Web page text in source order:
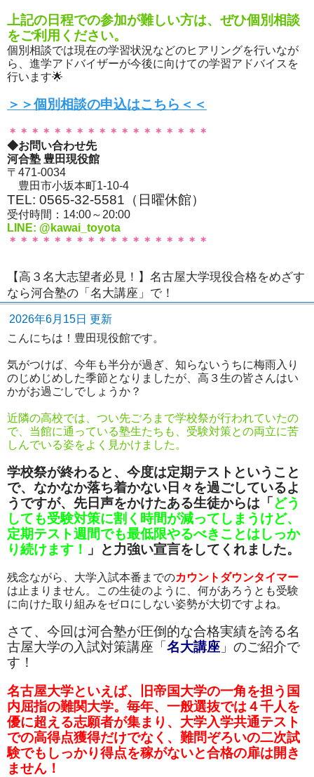
上記の日程での参加が難しい方は、ぜひ個別相談
をご利用ください。
個別相談では現在の学習状況などのヒアリングを行いなが
ら、進学アドバイザーが今後に向けての学習アドバイスを
行います🌟
＞＞個別相談の申込はこちら＜＜
＊＊＊＊＊＊＊＊＊＊＊＊＊＊＊＊＊＊
◆お問い合わせ先
河合塾 豊田現役館
〒471-0034
豊田市小坂本町1-10-4
TEL: 0565-32-5581（日曜休館）
受付時間：14:00～20:00
LINE: @kawai_toyota
＊＊＊＊＊＊＊＊＊＊＊＊＊＊＊＊＊＊
【高３名大志望者必見！】名古屋大学現役合格をめざす
なら河合塾の「名大講座」で！
2026年6月15日 更新
こんにちは！豊田現役館です。
気がつけば、今年も半分が過ぎ、知らないうちに梅雨入り
のじめじめした季節となりましたが、高３生の皆さんはい
かがお過ごしでしょうか？
近隣の高校では、つい先ごろまで学校祭が行われていたの
で、当館に通っている塾生たちも、受験対策との両立に苦
しんでいる姿をよく見かけました。
学校祭が終わると、今度は定期テストということ
で、なかなか落ち着かない日々を過ごしているよ
うですが、先日声をかけたある生徒からは「 どう
しても受験対策に割く時間が減ってしまうけど、
定期テスト週間でも最低限やるべきことはしっか
り続けます！
」と力強い宣言をしてくれました。
残念ながら、大学入試本番までのカウントダウンタイマー
は止まりません。この生徒のように、何があろうとも受験
に向けた取り組みをゼロにしない姿勢が大切ですよね。
さて、今回は河合塾が圧倒的な合格実績を誇る名
古屋大学の入試対策講座「 名大講座 」のご紹介で
す！
名古屋大学といえば、旧帝国大学の一角を担う国
内屈指の難関大学。毎年、一般選抜では４千人を
優に超える志願者が集まり、大学入学共通テスト
での高得点獲得だけでなく、難問ぞろいの二次試
験でもしっかり得点を稼がないと合格の扉は開き
ません！